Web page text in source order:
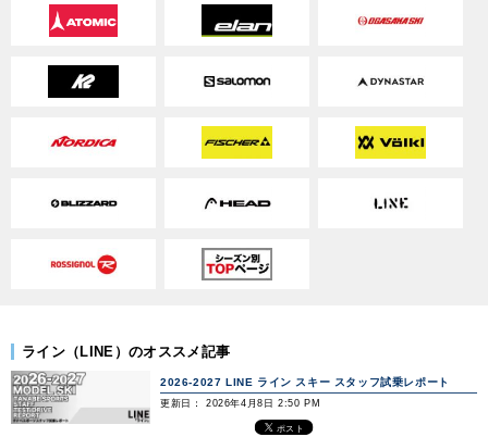
ライン（LINE）のオススメ記事
2026-2027 LINE ライン スキー スタッフ試乗レポート
更新日： 2026年4月8日 2:50 PM